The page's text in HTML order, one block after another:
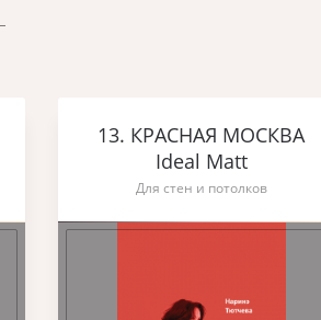
13. КРАСНАЯ МОСКВА
Ideal Matt
Для стен и потолков